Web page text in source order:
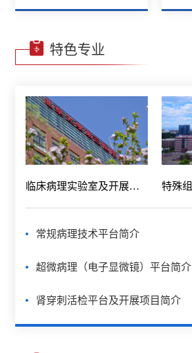
特色专业
临床病理实验室及开展项目简介
常规病理技术平台简介
超微病理（电子显微镜）平台简介
肾穿刺活检平台及开展项目简介